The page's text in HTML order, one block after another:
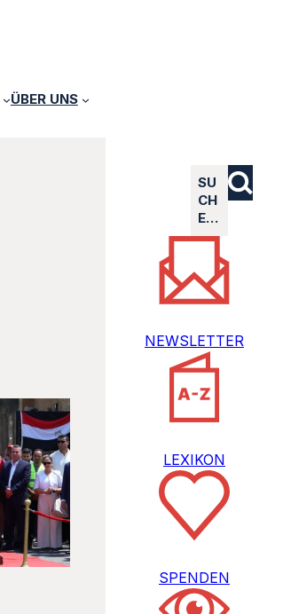
ÜBER UNS
SU
CH
E…
NEWSLETTER
LEXIKON
SPENDEN